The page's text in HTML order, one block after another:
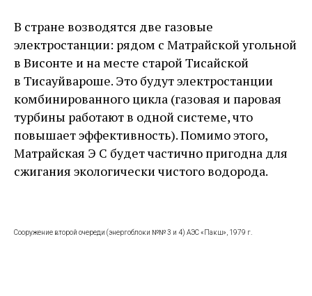
В стране возводятся две газовые
электростанции: рядом с Матрайской угольной
в Висонте и на месте старой Тисайской
в Тисауйвароше. Это будут электростанции
комбинированного цикла (газовая и паровая
турбины работают в одной системе, что
повышает эффективность). Помимо этого,
Матрайская Э С будет частично пригодна для
сжигания экологически чистого водорода.
Сооружение второй очереди (энергоблоки №№ 3 и 4) АЭС «Пакш», 1979 г.